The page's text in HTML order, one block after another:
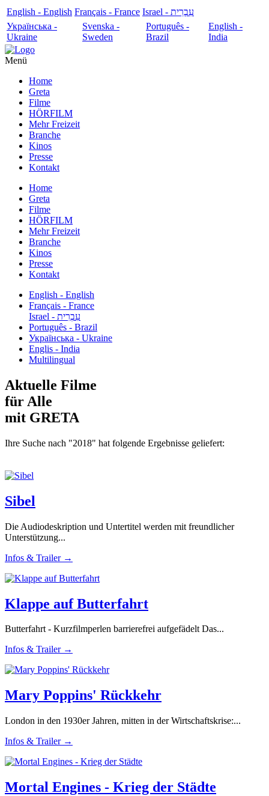
English - English Français - France
עִבְרִית - Israel
Українська -
Ukraine
Svenska -
Sweden
Português -
Brazil
English -
India
Menü
Home
Greta
Filme
HÖRFILM
Mehr Freizeit
Branche
Kinos
Presse
Kontakt
Home
Greta
Filme
HÖRFILM
Mehr Freizeit
Branche
Kinos
Presse
Kontakt
English - English
Français - France
עִבְרִית - Israel
Português - Brazil
Українська - Ukraine
Englis - India
Multilingual
Aktuelle Filme
für Alle
mit GRETA
Ihre Suche nach "2018" hat folgende Ergebnisse geliefert:
Sibel
Die Audiodeskription und Untertitel werden mit freundlicher
Unterstützung...
Infos & Trailer →
Klappe auf Butterfahrt
Butterfahrt - Kurzfilmperlen barrierefrei aufgefädelt Das...
Infos & Trailer →
Mary Poppins' Rückkehr
London in den 1930er Jahren, mitten in der Wirtschaftskrise:...
Infos & Trailer →
Mortal Engines - Krieg der Städte